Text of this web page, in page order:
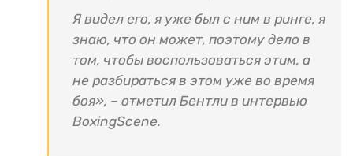
Я видел его, я уже был с ним в ринге, я
знаю, что он может, поэтому дело в
том, чтобы воспользоваться этим, а
не разбираться в этом уже во время
боя», – отметил Бентли в интервью
BoxingScene.